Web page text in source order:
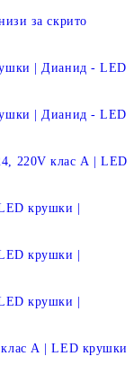
за скрито
| Дианид - LED
| Дианид - LED
220V клас А | LED
крушки |
крушки |
крушки |
А | LED крушки